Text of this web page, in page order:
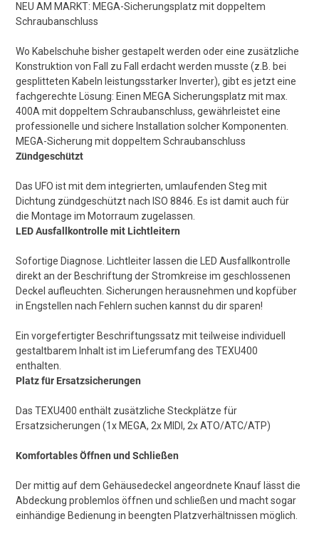
NEU AM MARKT: MEGA-Sicherungsplatz mit doppeltem
Schraubanschluss
Wo Kabelschuhe bisher gestapelt werden oder eine zusätzliche
Konstruktion von Fall zu Fall erdacht werden musste (z.B. bei
gesplitteten Kabeln leistungsstarker Inverter), gibt es jetzt eine
fachgerechte Lösung: Einen MEGA Sicherungsplatz mit max.
400A mit doppeltem Schraubanschluss, gewährleistet eine
professionelle und sichere Installation solcher Komponenten.
MEGA-Sicherung mit doppeltem Schraubanschluss
Zündgeschützt
Das UFO ist mit dem integrierten, umlaufenden Steg mit
Dichtung zündgeschützt nach ISO 8846. Es ist damit auch für
die Montage im Motorraum zugelassen.
LED Ausfallkontrolle mit Lichtleitern
Sofortige Diagnose. Lichtleiter lassen die LED Ausfallkontrolle
direkt an der Beschriftung der Stromkreise im geschlossenen
Deckel aufleuchten. Sicherungen herausnehmen und kopfüber
in Engstellen nach Fehlern suchen kannst du dir sparen!
Ein vorgefertigter Beschriftungssatz mit teilweise individuell
gestaltbarem Inhalt ist im Lieferumfang des TEXU400
enthalten.
Platz für Ersatzsicherungen
Das TEXU400 enthält zusätzliche Steckplätze für
Ersatzsicherungen (1x MEGA, 2x MIDI, 2x ATO/ATC/ATP)
Komfortables Öffnen und Schließen
Der mittig auf dem Gehäusedeckel angeordnete Knauf lässt die
Abdeckung problemlos öffnen und schließen und macht sogar
einhändige Bedienung in beengten Platzverhältnissen möglich.